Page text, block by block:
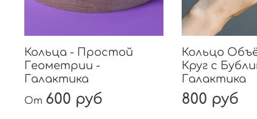
Кольца - Простой
Геометрии -
Галактика
От 600 руб
Кольцо
Круг с
Галактика
800 руб